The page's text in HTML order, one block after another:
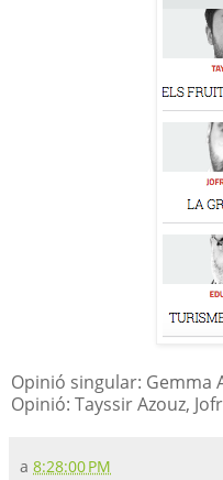
Opinió singular: Gemma
Opinió: Tayssir Azouz,
a 8:28:00 PM